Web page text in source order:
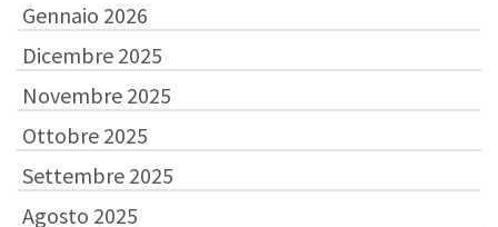
Gennaio 2026
Dicembre 2025
Novembre 2025
Ottobre 2025
Settembre 2025
Agosto 2025